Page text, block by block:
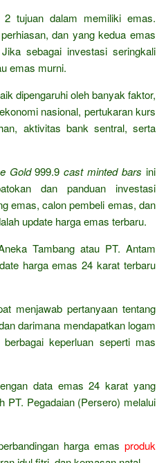
tujuan dalam memiliki emas.
dan yang kedua emas
sebagai investasi seringkali
emas murni.
dipengaruhi oleh banyak faktor,
nasional, pertukaran kurs
aktivitas bank sentral, serta
Gold999.9cast minted barsini
dan panduan investasi
emas, calon pembeli emas, dan
update harga emas terbaru.
Tambang atau PT. Antam
harga emas 24 karat terbaru
menjawab pertanyaan tentang
darimana mendapatkan logam
keperluan seperti mas
data emas 24 karat yang
PT. Pegadaian (Persero) melalui
harga emas produk